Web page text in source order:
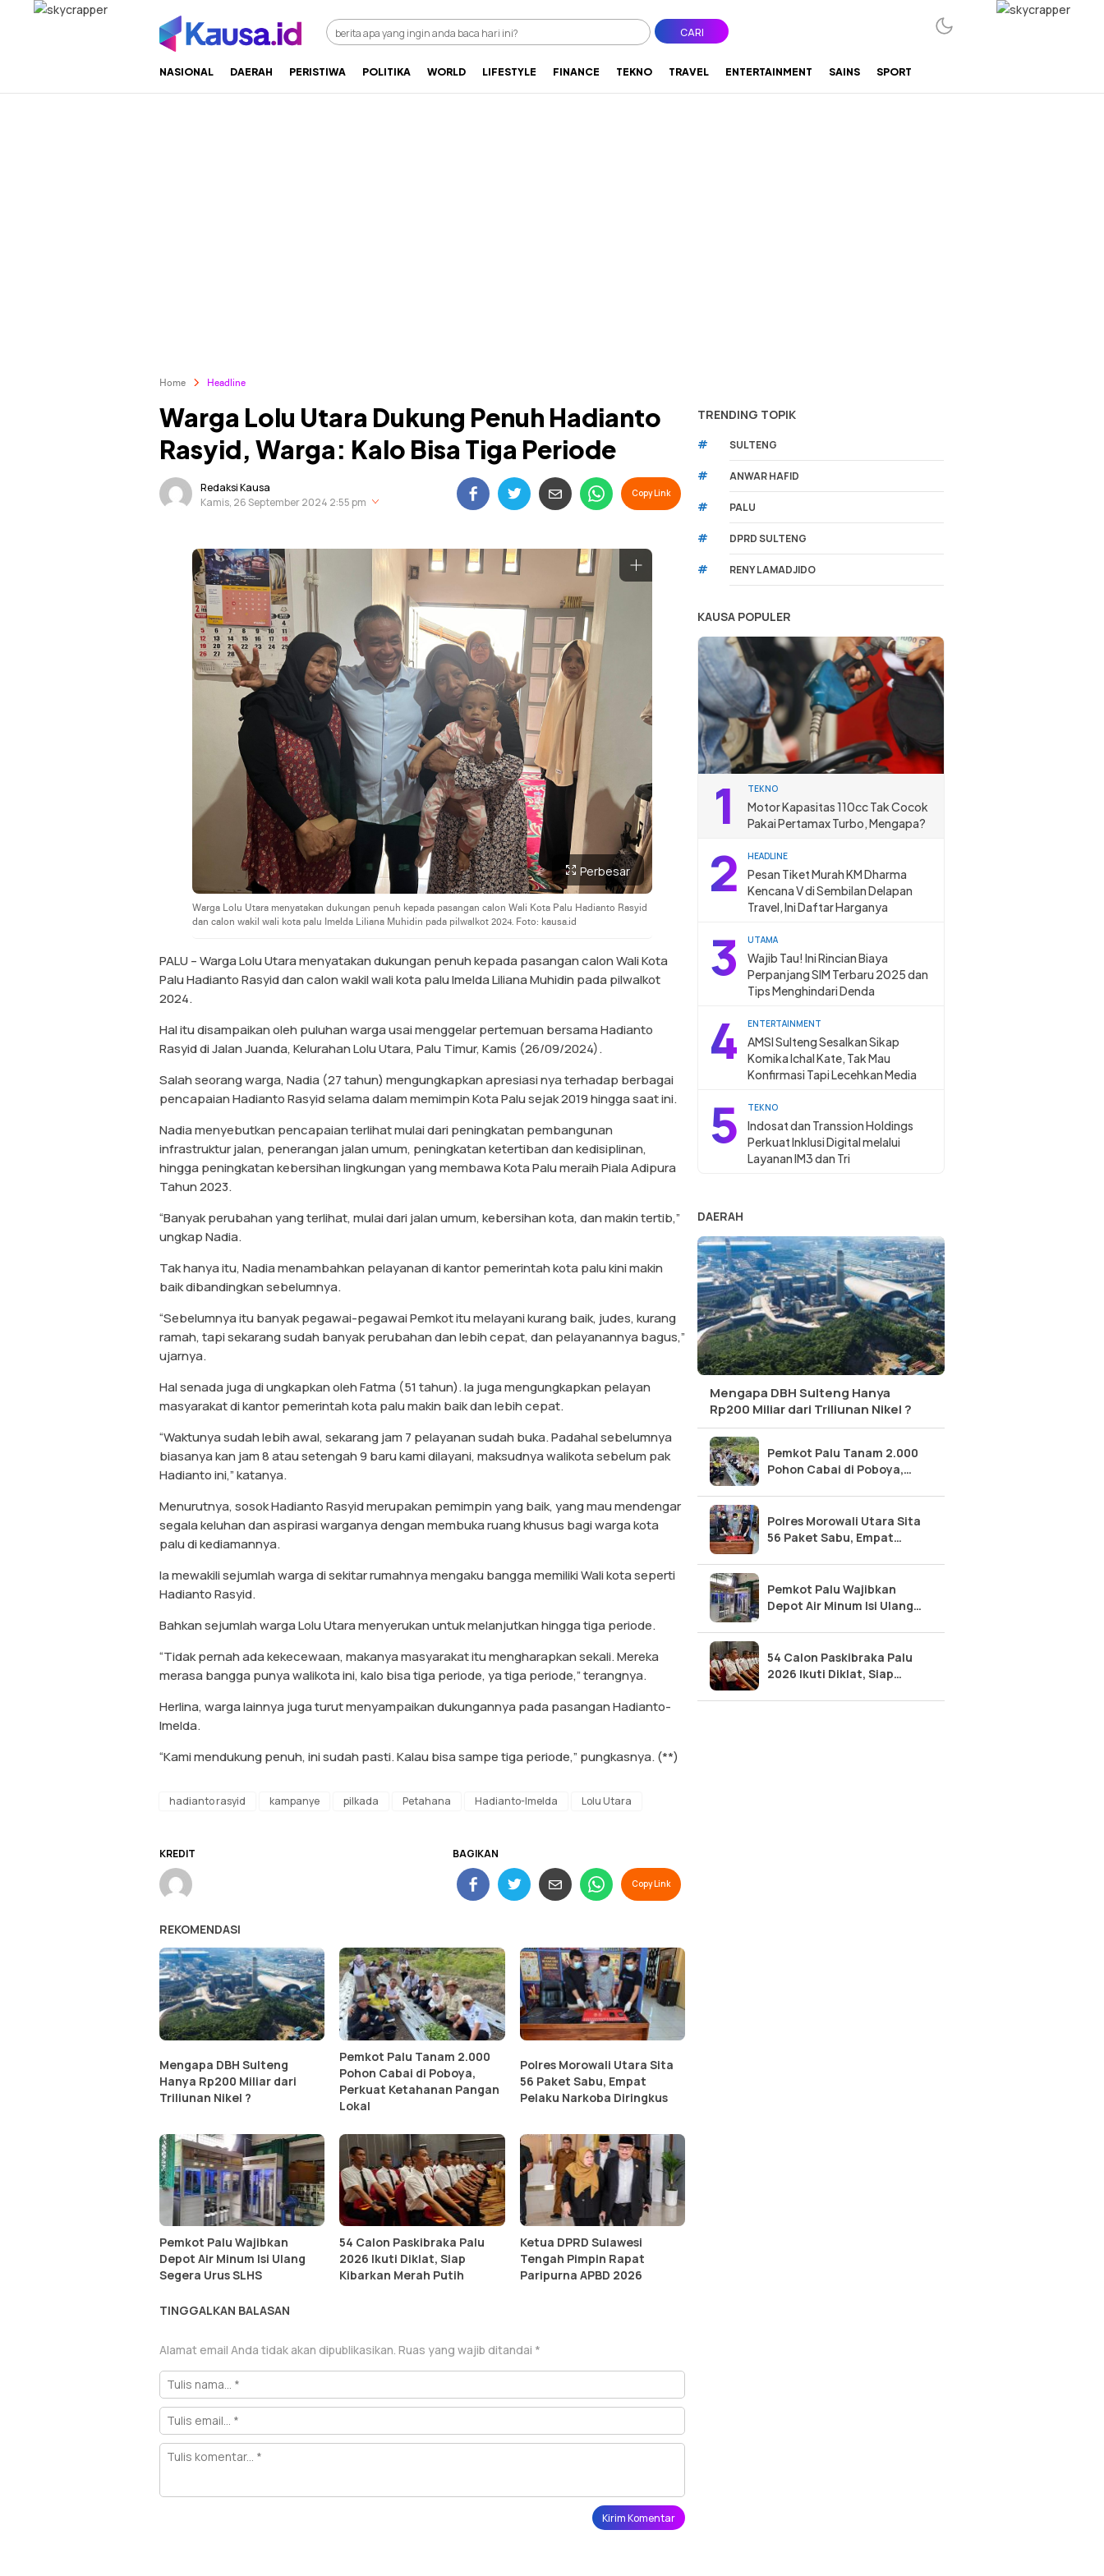
kausa
menuntaskan makna berita CARI
NASIONAL DAERAH PERISTIWA POLITIKA WORLD LIFESTYLE FINANCE TEKNO TRAVEL ENTERTAINMENT SAINS SPORT
Home Headline
Warga Lolu Utara Dukung Penuh Hadianto
Rasyid, Warga: Kalo Bisa Tiga Periode
Redaksi Kausa
Kamis, 26 September 2024 2:55 pm
Copy Link
Perbesar
Warga Lolu Utara menyatakan dukungan penuh kepada pasangan calon Wali Kota Palu Hadianto Rasyid
dan calon wakil wali kota palu Imelda Liliana Muhidin pada pilwalkot 2024. Foto: kausa.id
PALU – Warga Lolu Utara menyatakan dukungan penuh kepada pasangan calon Wali Kota
Palu Hadianto Rasyid dan calon wakil wali kota palu Imelda Liliana Muhidin pada pilwalkot
2024.
Hal itu disampaikan oleh puluhan warga usai menggelar pertemuan bersama Hadianto
Rasyid di Jalan Juanda, Kelurahan Lolu Utara, Palu Timur, Kamis (26/09/2024).
Salah seorang warga, Nadia (27 tahun) mengungkapkan apresiasi nya terhadap berbagai
pencapaian Hadianto Rasyid selama dalam memimpin Kota Palu sejak 2019 hingga saat ini.
Nadia menyebutkan pencapaian terlihat mulai dari peningkatan pembangunan
infrastruktur jalan, penerangan jalan umum, peningkatan ketertiban dan kedisiplinan,
hingga peningkatan kebersihan lingkungan yang membawa Kota Palu meraih Piala Adipura
Tahun 2023.
“Banyak perubahan yang terlihat, mulai dari jalan umum, kebersihan kota, dan makin tertib,”
ungkap Nadia.
Tak hanya itu, Nadia menambahkan pelayanan di kantor pemerintah kota palu kini makin
baik dibandingkan sebelumnya.
“Sebelumnya itu banyak pegawai-pegawai Pemkot itu melayani kurang baik, judes, kurang
ramah, tapi sekarang sudah banyak perubahan dan lebih cepat, dan pelayanannya bagus,”
ujarnya.
Hal senada juga di ungkapkan oleh Fatma (51 tahun). Ia juga mengungkapkan pelayan
masyarakat di kantor pemerintah kota palu makin baik dan lebih cepat.
“Waktunya sudah lebih awal, sekarang jam 7 pelayanan sudah buka. Padahal sebelumnya
biasanya kan jam 8 atau setengah 9 baru kami dilayani, maksudnya walikota sebelum pak
Hadianto ini,” katanya.
Menurutnya, sosok Hadianto Rasyid merupakan pemimpin yang baik, yang mau mendengar
segala keluhan dan aspirasi warganya dengan membuka ruang khusus bagi warga kota
palu di kediamannya.
Ia mewakili sejumlah warga di sekitar rumahnya mengaku bangga memiliki Wali kota seperti
Hadianto Rasyid.
Bahkan sejumlah warga Lolu Utara menyerukan untuk melanjutkan hingga tiga periode.
“Tidak pernah ada kekecewaan, makanya masyarakat itu mengharapkan sekali. Mereka
merasa bangga punya walikota ini, kalo bisa tiga periode, ya tiga periode,” terangnya.
Herlina, warga lainnya juga turut menyampaikan dukungannya pada pasangan Hadianto-
Imelda.
“Kami mendukung penuh, ini sudah pasti. Kalau bisa sampe tiga periode,” pungkasnya. (**)
hadianto rasyid kampanye pilkada Petahana Hadianto-Imelda Lolu Utara
KREDIT BAGIKAN
Copy Link
REKOMENDASI
Mengapa DBH Sulteng
Hanya Rp200 Miliar dari
Triliunan Nikel ?
Pemkot Palu Tanam 2.000
Pohon Cabai di Poboya,
Perkuat Ketahanan Pangan
Lokal
Polres Morowali Utara Sita
56 Paket Sabu, Empat
Pelaku Narkoba Diringkus
Pemkot Palu Wajibkan
Depot Air Minum Isi Ulang
Segera Urus SLHS
54 Calon Paskibraka Palu
2026 Ikuti Diklat, Siap
Kibarkan Merah Putih
Ketua DPRD Sulawesi
Tengah Pimpin Rapat
Paripurna APBD 2026
TINGGALKAN BALASAN
Alamat email Anda tidak akan dipublikasikan. Ruas yang wajib ditandai *
TRENDING TOPIK
#
SULTENG
# ANWAR HAFID
# PALU
# DPRD SULTENG
# RENY LAMADJIDO
KAUSA POPULER
1 TEKNO
Motor Kapasitas 110cc Tak Cocok
Pakai Pertamax Turbo, Mengapa?
2 HEADLINE
Pesan Tiket Murah KM Dharma
Kencana V di Sembilan Delapan
Travel, Ini Daftar Harganya
3 UTAMA
Wajib Tau! Ini Rincian Biaya
Perpanjang SIM Terbaru 2025 dan
Tips Menghindari Denda
4 ENTERTAINMENT
AMSI Sulteng Sesalkan Sikap
Komika Ichal Kate, Tak Mau
Konfirmasi Tapi Lecehkan Media
5 TEKNO
Indosat dan Transsion Holdings
Perkuat Inklusi Digital melalui
Layanan IM3 dan Tri
DAERAH
Mengapa DBH Sulteng Hanya
Rp200 Miliar dari Triliunan Nikel ?
Pemkot Palu Tanam 2.000
Pohon Cabai di Poboya,
Polres Morowali Utara Sita
56 Paket Sabu, Empat
Pemkot Palu Wajibkan
Depot Air Minum Isi Ulang
54 Calon Paskibraka Palu
2026 Ikuti Diklat, Siap